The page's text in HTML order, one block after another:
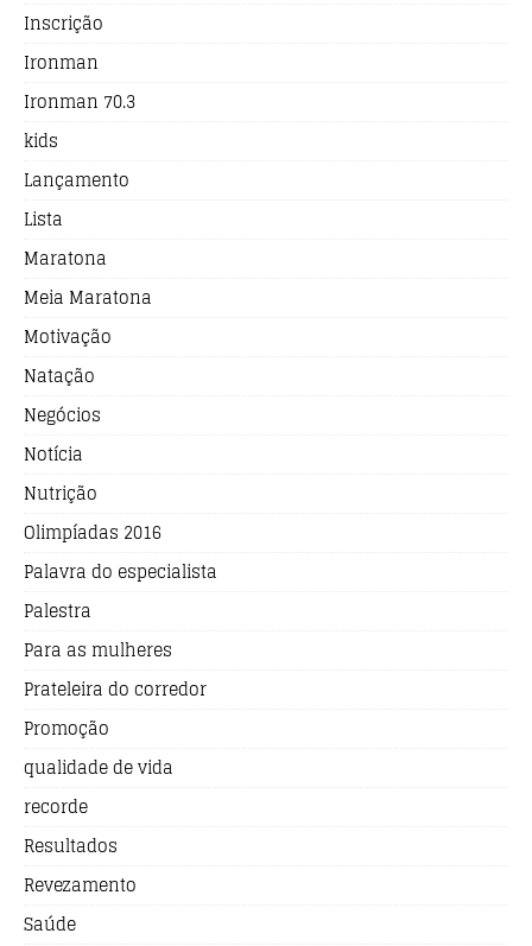
Inscrição
Ironman
Ironman 70.3
kids
Lançamento
Lista
Maratona
Meia Maratona
Motivação
Natação
Negócios
Notícia
Nutrição
Olimpíadas 2016
Palavra do especialista
Palestra
Para as mulheres
Prateleira do corredor
Promoção
qualidade de vida
recorde
Resultados
Revezamento
Saúde